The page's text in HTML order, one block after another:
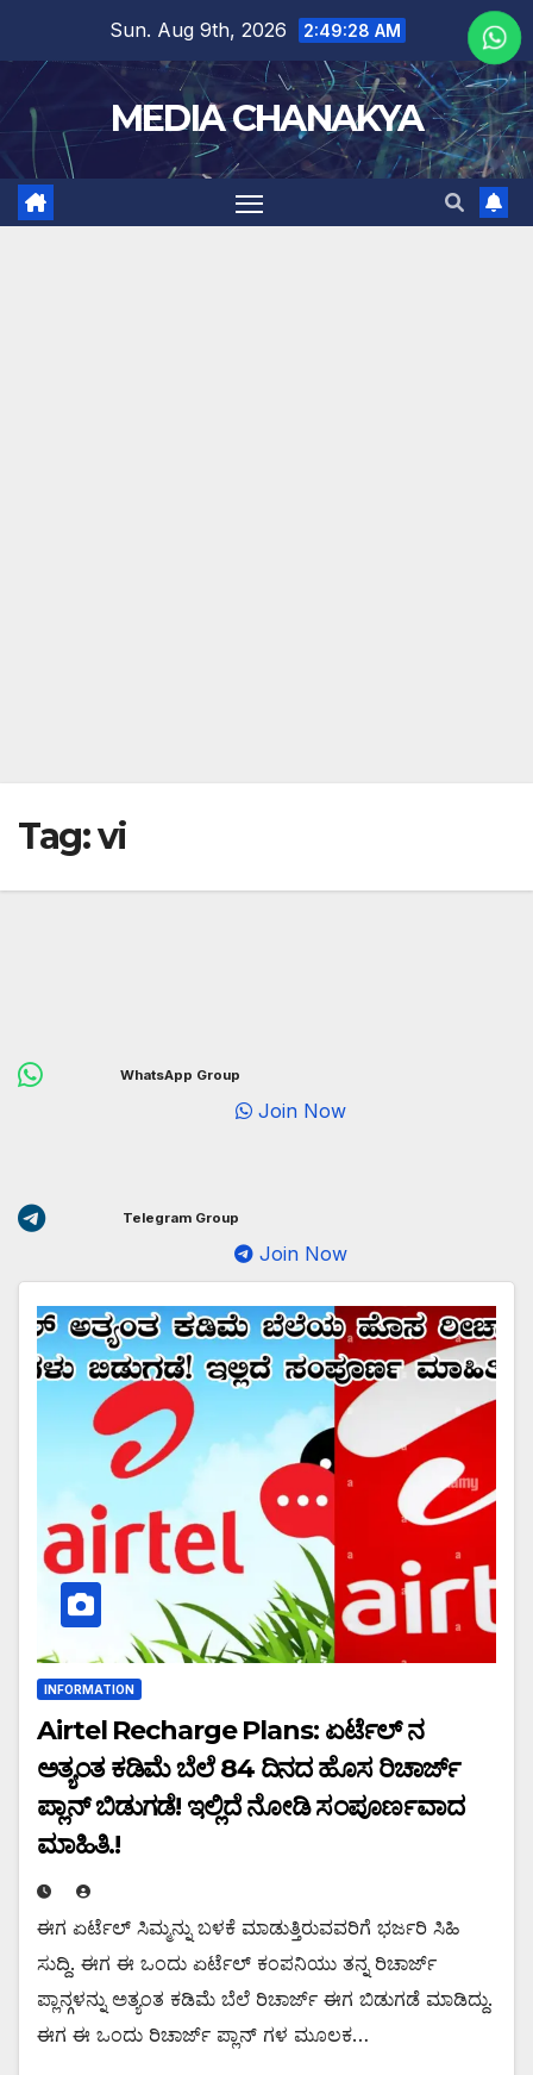
Sun. Aug 9th, 2026 2:49:28 AM
MEDIA CHANAKYA
Tag:vi
WhatsApp Group
Join Now
Telegram Group
Join Now
INFORMATION
Airtel Recharge Plans: ಏರ್ಟೆಲ್ ನ
ಅತ್ಯಂತ ಕಡಿಮೆ ಬೆಲೆ 84 ದಿನದ ಹೊಸ ರಿಚಾರ್ಜ್
ಪ್ಲಾನ್ ಬಿಡುಗಡೆ! ಇಲ್ಲಿದೆ ನೋಡಿ ಸಂಪೂರ್ಣವಾದ
ಮಾಹಿತಿ.!
ಈಗ ಏರ್ಟೆಲ್ ಸಿಮ್ಮನ್ನು ಬಳಕೆ ಮಾಡುತ್ತಿರುವವರಿಗೆ ಭರ್ಜರಿ ಸಿಹಿ
ಸುದ್ದಿ. ಈಗ ಈ ಒಂದು ಏರ್ಟೆಲ್ ಕಂಪನಿಯು ತನ್ನ ರಿಚಾರ್ಜ್
ಪ್ಲಾನ್ಗಳನ್ನು ಅತ್ಯಂತ ಕಡಿಮೆ ಬೆಲೆ ರಿಚಾರ್ಜ್ ಈಗ ಬಿಡುಗಡೆ ಮಾಡಿದ್ದು.
ಈಗ ಈ ಒಂದು ರಿಚಾರ್ಜ್ ಪ್ಲಾನ್ ಗಳ ಮೂಲಕ…